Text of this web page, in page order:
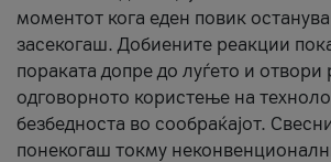
моментот кога еден повик
засекогаш. Добиените реакции
пораката допре до луѓето и отвори
одговорното користење на
безбедноста во сообраќајот.
понекогаш токму